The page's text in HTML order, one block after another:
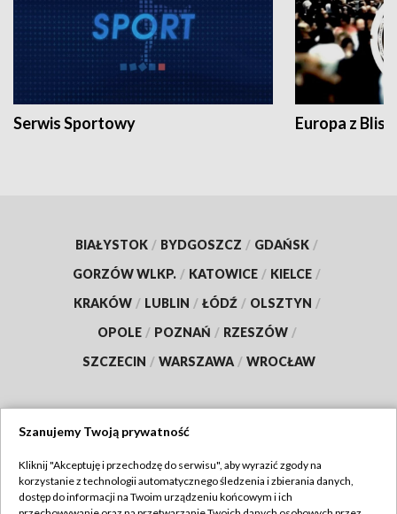
Serwis Sportowy Europa z
BIAŁYSTOK / BYDGOSZCZ / GDAŃSK /
GORZÓW WLKP. / KATOWICE / KIELCE /
KRAKÓW / LUBLIN / ŁÓDŹ / OLSZTYN /
OPOLE / POZNAŃ / RZESZÓW /
SZCZECIN / WARSZAWA / WROCŁAW
TVP
Szanujemy Twoją prywatność
Kliknij "Akceptuję i przechodzę do serwisu", aby wyrazić zgody na
korzystanie z technologii automatycznego śledzenia i zbierania danych,
dostęp do informacji na Twoim urządzeniu końcowym i ich